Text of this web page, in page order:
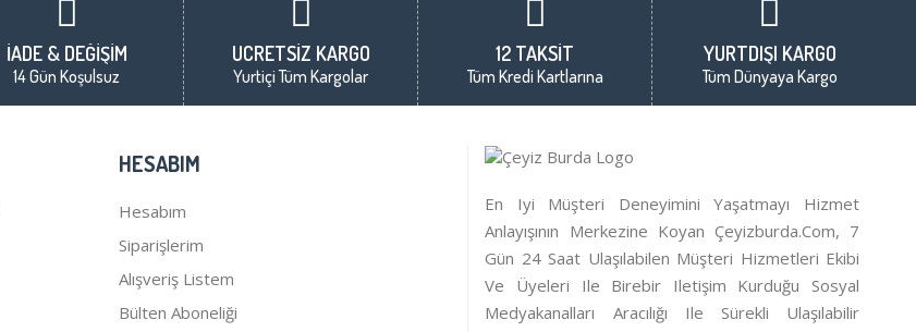
İADE & DEĞİŞİM
14 Gün Koşulsuz
ÜCRETSİZ KARGO
Yurtiçi Tüm Kargolar
12 TAKSİT
Tüm Kredi Kartlarına
YURTDIŞI KARGO
Tüm Dünyaya Kargo
HESABIM
Hesabım
Siparişlerim
Alışveriş Listem
Bülten Aboneliği
En Iyi Müşteri Deneyimini Yaşatmayı Hizmet
Anlayışının Merkezine Koyan Çeyizburda.com, 7
Gün 24 Saat Ulaşılabilen Müşteri Hizmetleri Ekibi
Ve Üyeleri Ile Birebir Iletişim Kurduğu Sosyal
Medyakanalları Aracılığı Ile Sürekli Ulaşılabilir